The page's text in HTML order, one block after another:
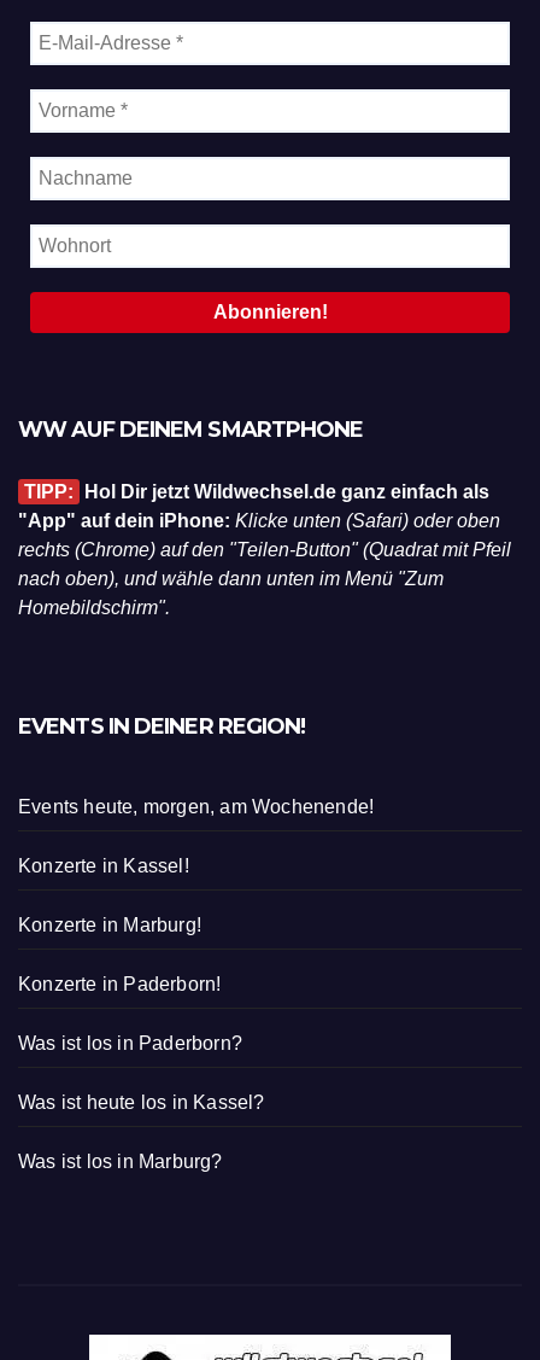
WW AUF DEINEM SMARTPHONE
TIPP:
Hol Dir jetzt Wildwechsel.de ganz einfach als
"App" auf dein iPhone: Klicke unten (Safari) oder oben
rechts (Chrome) auf den "Teilen-Button" (Quadrat mit Pfeil
nach oben), und wähle dann unten im Menü "Zum
Homebildschirm".
EVENTS IN DEINER REGION!
Events heute, morgen, am Wochenende!
Konzerte in Kassel!
Konzerte in Marburg!
Konzerte in Paderborn!
Was ist los in Paderborn?
Was ist heute los in Kassel?
Was ist los in Marburg?